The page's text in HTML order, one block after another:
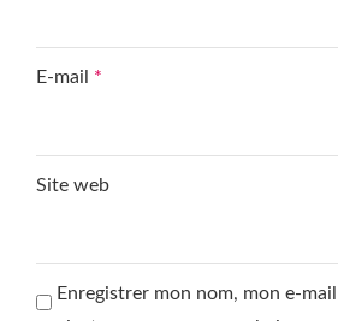
E-mail *
Site web
Enregistrer mon nom, mon e-